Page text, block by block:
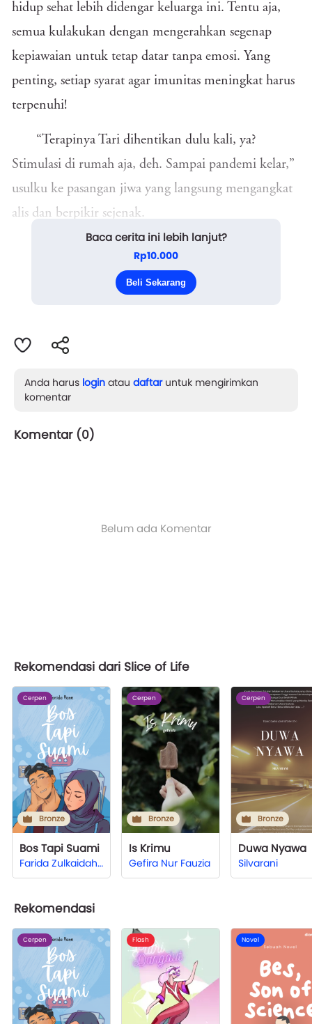
hidup sehat lebih didengar keluarga ini. Tentu aja,
semua kulakukan dengan mengerahkan segenap
kepiawaian untuk tetap datar tanpa emosi. Yang
penting, setiap syarat agar imunitas meningkat harus
terpenuhi!
“Terapinya Tari dihentikan dulu kali, ya?
Stimulasi di rumah aja, deh. Sampai pandemi kelar,”
usulku ke pasangan jiwa yang langsung mengangkat
alis dan berpikir sejenak.
“Begitu? Memangnya, kamu bisa?” tanyanya
meragukan. Huh! Untung aja sekarang pandemi.
Baca cerita ini lebih lanjut?
Rp10.000
Beli Sekarang
Anda harus login atau daftaruntuk mengirimkan
komentar
Komentar (0)
Belum ada Komentar
Rekomendasi dari Slice of Life
Cerpen
Bronze
Bos Tapi Suami
Farida Zulkaidah Pane
Cerpen
Bronze
Is Krimu
Gefira Nur Fauzia
Cerpen
Bronze
Duwa Nyawa
Silvarani
Rekomendasi
Cerpen Flash Novel